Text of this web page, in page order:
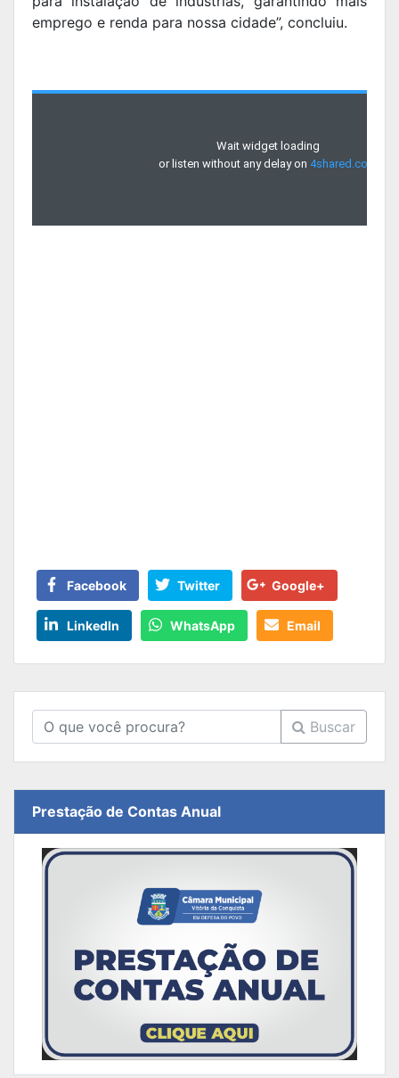
emprego e renda para nossa cidade”, concluiu.
Facebook Twitter Google+
LinkedIn WhatsApp Email
Buscar
Prestação de Contas Anual